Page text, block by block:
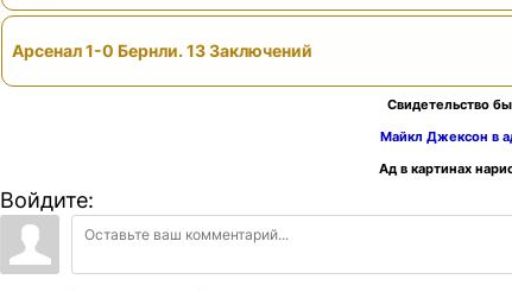
Арсенал 1-0 Бернли. 13 Заключений
Свидетельство
Майкл Джексон в
Ад в картинах
Войдите: